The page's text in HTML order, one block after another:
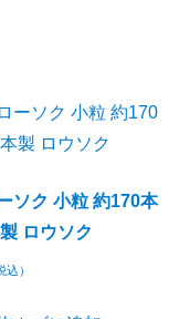
ソク 小粒 約170本
ロウソク
込）